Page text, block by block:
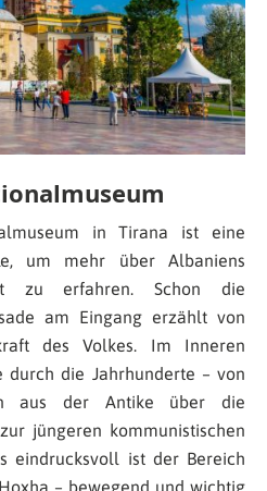
in Tirana ist eine
um mehr über Albaniens
zu erfahren. Schon die
am Eingang erzählt von
des Volkes. Im Inneren
durch die Jahrhunderte – von
aus der Antike über die
jüngeren kommunistischen
eindrucksvoll ist der Bereich
– bewegend und wichtig